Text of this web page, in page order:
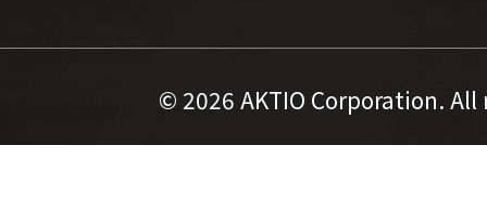
© 2026 AKTIO Corporation.